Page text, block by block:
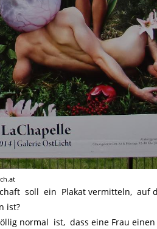
soll ein Plakat vermitteln, auf
ist?
normal ist, dass eine Frau